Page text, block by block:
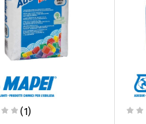
(1)